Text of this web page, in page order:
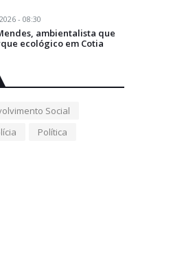
- 08:30
ambientalista que
ecológico em Cotia
Social
Política